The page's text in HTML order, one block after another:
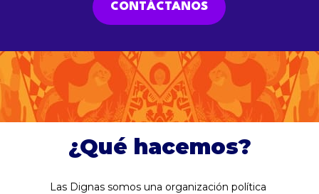
CONTÁCTANOS
¿Qué hacemos?
Las Dignas somos una organización política